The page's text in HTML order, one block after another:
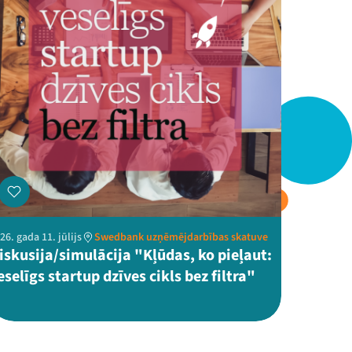
gada 11. jūlijs Swedbank uzņēmējdarbības skatuve
simulācija "Kļūdas, ko pieļaut:
startup dzīves cikls bez filtra"